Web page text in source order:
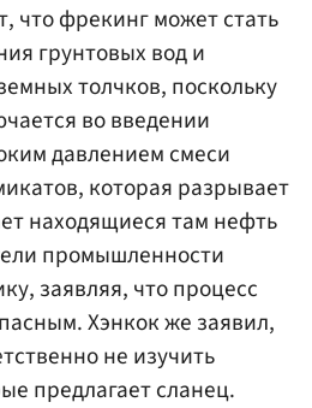
что фрекинг может стать
грунтовых вод и
толчков, поскольку
во введении
давлением смеси
которая разрывает
находящиеся там нефть
промышленности
заявляя, что процесс
Хэнкок же заявил,
не изучить
предлагает сланец.